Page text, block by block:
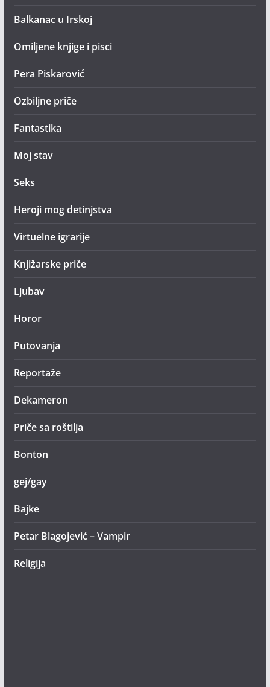
Balkanac u Irskoj
Omiljene knjige i pisci
Pera Piskarović
Ozbiljne priče
Fantastika
Moj stav
Seks
Heroji mog detinjstva
Virtuelne igrarije
Knjižarske priče
Ljubav
Horor
Putovanja
Reportaže
Dekameron
Priče sa roštilja
Bonton
gej/gay
Bajke
Petar Blagojević – Vampir
Religija